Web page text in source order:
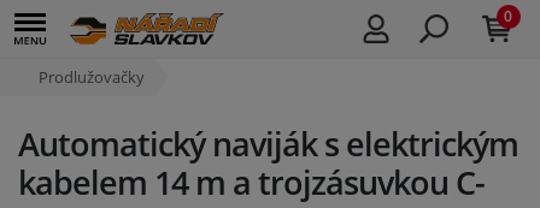
0
Prodlužovačky
Automatický naviják s elektrickým
kabelem 14 m a trojzásuvkou C-